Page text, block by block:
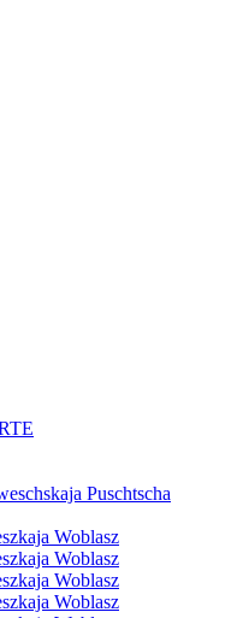
Puschtscha